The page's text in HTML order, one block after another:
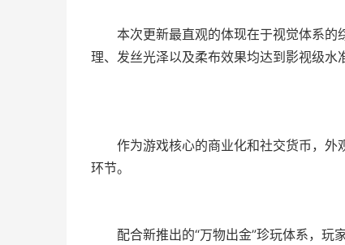
本次更新最直观的体现在于视觉体系
理、发丝光泽以及柔布效果均达到影视级水
作为游戏核心的商业化和社交货币，
环节。
配合新推出的“万物出金”珍玩体系，玩